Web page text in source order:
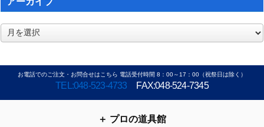
ア
ー
イ
お電話でのご注文・お問合せはこちら 電話受付時間 8：00～17：00（祝祭日は除く）
TEL:048-523-4733 FAX:048-524-7345
プロの道具館